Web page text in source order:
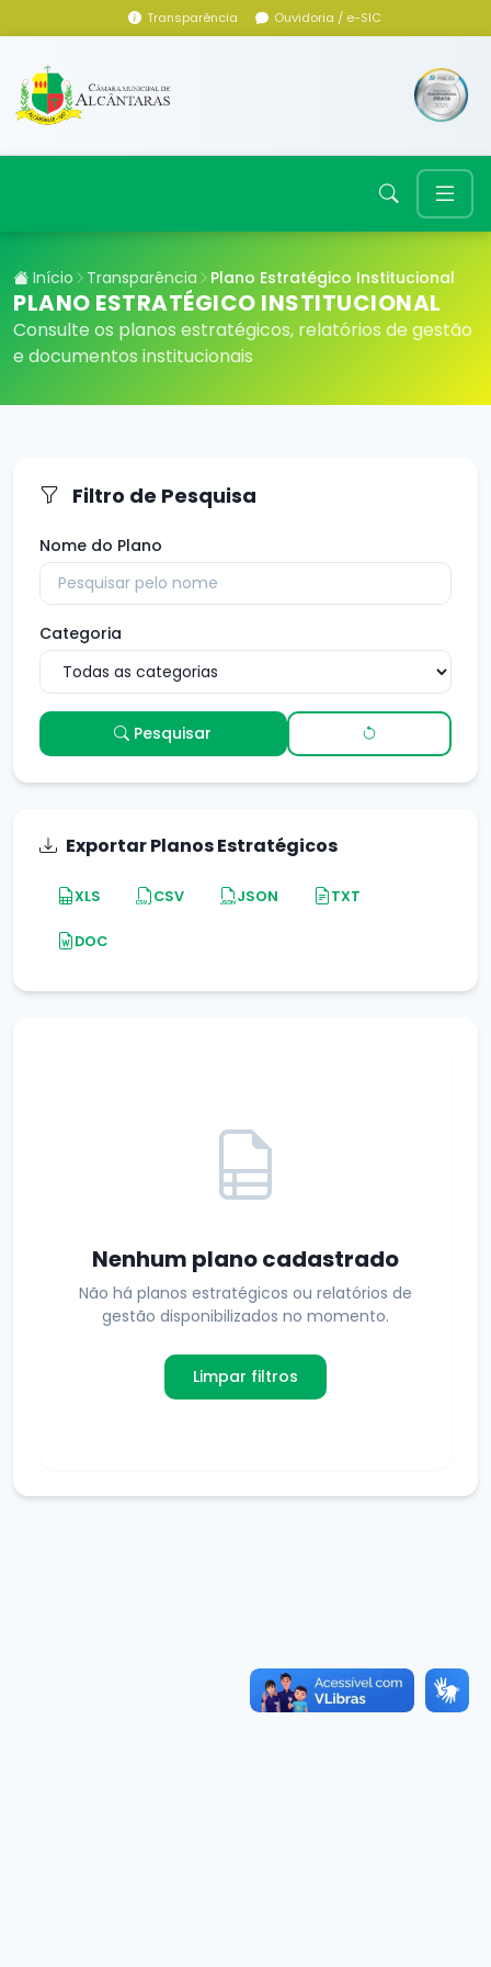
Transparência Ouvidoria / e-SIC
Início Transparência Plano Estratégico Institucional
PLANO ESTRATÉGICO INSTITUCIONAL
Consulte os planos estratégicos, relatórios de gestão
e documentos institucionais
Filtro de Pesquisa
Nome do Plano
Categoria
Pesquisar
Exportar Planos Estratégicos
XLS CSV JSON TXT
DOC
Nenhum plano cadastrado
Não há planos estratégicos ou relatórios de
gestão disponibilizados no momento.
Limpar filtros